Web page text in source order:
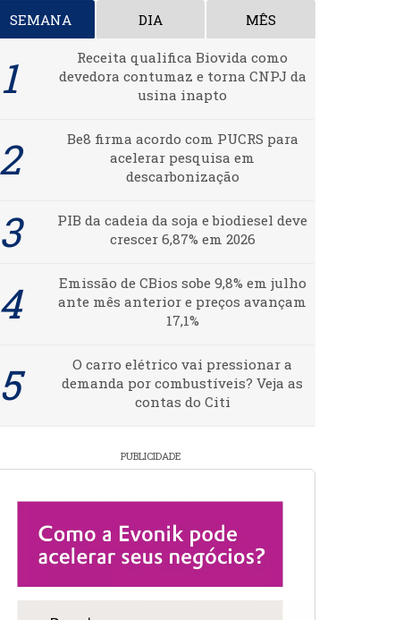
SEMANA DIA MÊS
Receita qualifica Biovida como
devedora contumaz e torna CNPJ da
usina inapto
Be8 firma acordo com PUCRS para
acelerar pesquisa em
descarbonização
PIB da cadeia da soja e biodiesel deve
crescer 6,87% em 2026
Emissão de CBios sobe 9,8% em julho
ante mês anterior e preços avançam
17,1%
O carro elétrico vai pressionar a
demanda por combustíveis? Veja as
contas do Citi
PUBLICIDADE